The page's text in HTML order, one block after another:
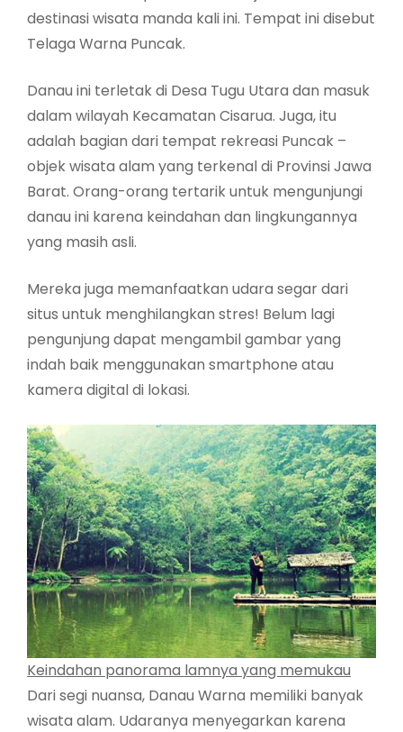
destinasi wisata manda kali ini. Tempat ini disebut
Telaga Warna Puncak.
Danau ini terletak di Desa Tugu Utara dan masuk
dalam wilayah Kecamatan Cisarua. Juga, itu
adalah bagian dari tempat rekreasi Puncak –
objek wisata alam yang terkenal di Provinsi Jawa
Barat. Orang-orang tertarik untuk mengunjungi
danau ini karena keindahan dan lingkungannya
yang masih asli.
Mereka juga memanfaatkan udara segar dari
situs untuk menghilangkan stres! Belum lagi
pengunjung dapat mengambil gambar yang
indah baik menggunakan smartphone atau
kamera digital di lokasi.
Keindahan panorama lamnya yang memukau
Dari segi nuansa, Danau Warna memiliki banyak
wisata alam. Udaranya menyegarkan karena